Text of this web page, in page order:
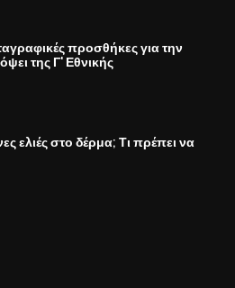
προσθήκες για την
της Γ' Εθνικής
ελιές στο δέρμα; Τι πρέπει να